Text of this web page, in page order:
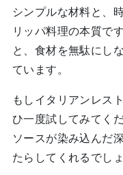
シンプルな材料と、
リッパ料理の本質で
と、食材を無駄にし
ています。
もしイタリアンレス
ひ一度試してみてく
ソースが染み込んだ
たらしてくれるでしょ